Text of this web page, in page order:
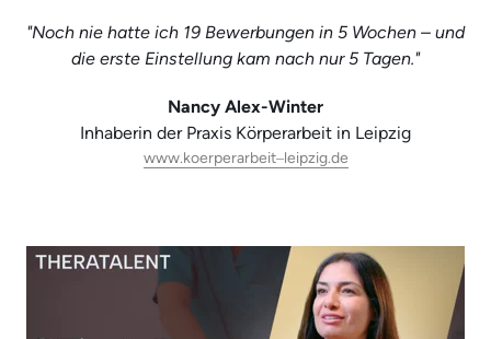
"Noch nie hatte ich 19 Bewerbungen in 5 Wochen – und
die erste Einstellung kam nach nur 5 Tagen."
Nancy Alex-Winter
Inhaberin der Praxis Körperarbeit in Leipzig
www.koerperarbeit‒leipzig.de